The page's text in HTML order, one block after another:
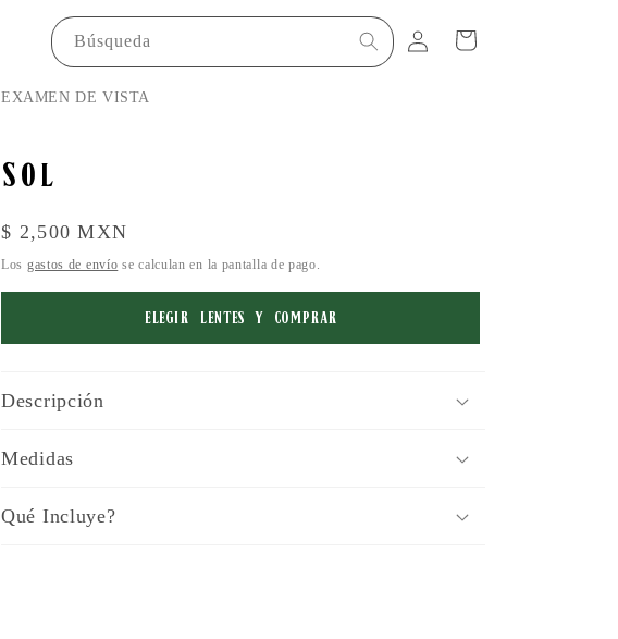
EXAMEN DE VISTA
Búsqueda
sesión
SOL
Precio
habitual
$ 2,500 MXN
Los gastos de envío se calculan en la pantalla de pago.
ELEGIR LENTES Y COMPRAR
Descripción
Medidas
Qué Incluye?